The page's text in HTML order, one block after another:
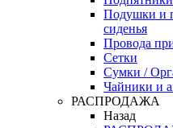
Подушки и
сиденья
Провода
Сетки
Сумки /
Чайники и
РАСПРОДАЖА
Назад